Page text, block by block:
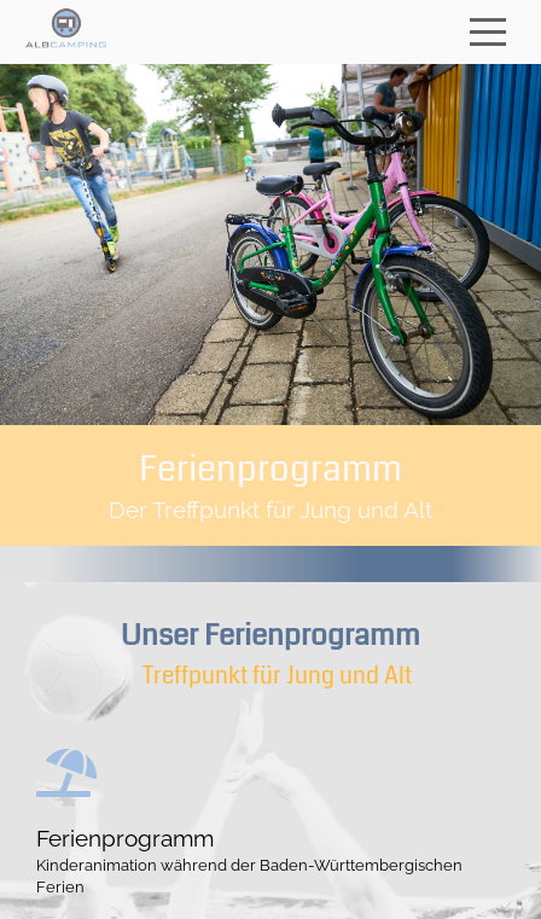
Ferienprogramm
Der Treffpunkt für Jung und Alt
Unser Ferienprogramm
Treffpunkt für Jung und Alt
Ferienprogramm
Kinderanimation während der Baden-Württembergischen
Ferien